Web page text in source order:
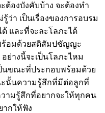
ต้องบังคับบ้าง จะต้องทำ
ว่า เป็นเรื่องของการอบรม
และที่จะละโลภะได้
ร้อมด้วยสติสัมปชัญญะ
ย่างนี้จะเป็นโลภะไหม
นขณะที่ประกอบพร้อมด้วย
นั้นความรู้สึกที่มีต่อลูกที่
ามรู้สึกที่อยากจะให้ทุกคน
ากให้ฟัง